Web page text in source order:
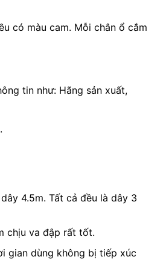
có màu cam. Mỗi chân ổ cắm
tin như: Hãng sản xuất,
4.5m. Tất cả đều là dây 3
chịu va đập rất tốt.
gian dùng không bị tiếp xúc